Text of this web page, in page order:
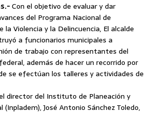
Con el objetivo de evaluar y dar
del Programa Nacional de
la Violencia y la Delincuencia, El alcalde
a funcionarios municipales a
de trabajo con representantes del
además de hacer un recorrido por
se efectúan los talleres y actividades de
director del Instituto de Planeación y
(Inpladem), José Antonio Sánchez Toledo,